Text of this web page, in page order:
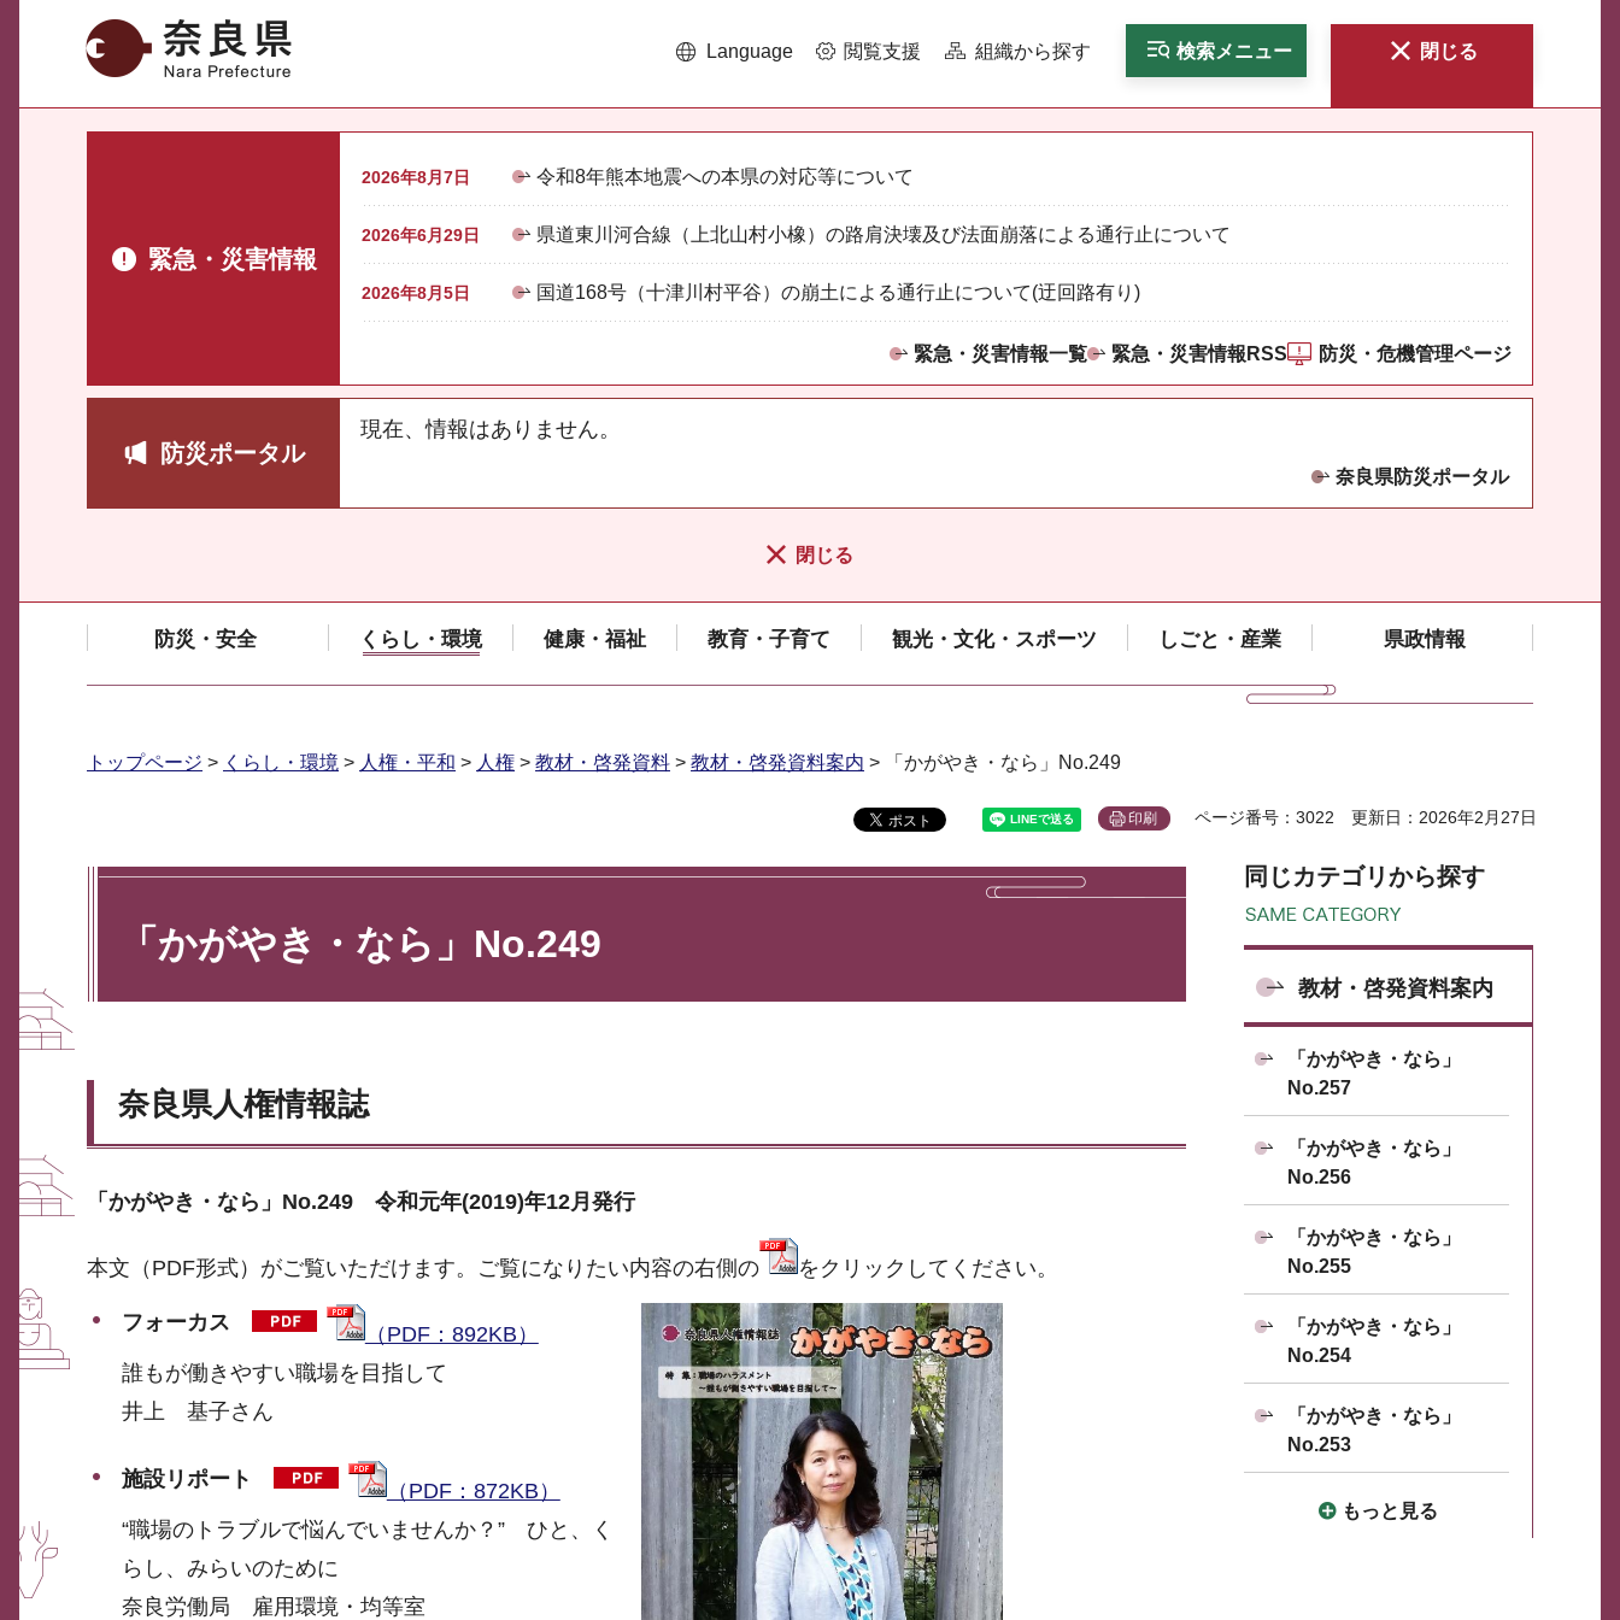
奈良県 Language 閲覧支援 組織から探す 検索メニュー 閉じる
緊急・災害情報
2026年8月7日 令和8年熊本地震への本県の対応等について
2026年6月29日 県道東川河合線（上北山村小橡）の路肩決壊及び法面崩落による通行止について
2026年8月5日 国道168号（十津川村平谷）の崩土による通行止について(迂回路有り)
緊急・災害情報一覧 緊急・災害情報RSS 防災・危機管理ページ
防災ポータル
現在、情報はありません。
奈良県防災ポータル
閉じる
防災・安全 くらし・環境 健康・福祉 教育・子育て 観光・文化・スポーツ しごと・産業 県政情報
トップページ > くらし・環境 > 人権・平和 > 人権 > 教材・啓発資料 > 教材・啓発資料案内 > 「かがやき・なら」No.249
印刷 ページ番号：3022 更新日：2026年2月27日
「かがやき・なら」No.249
奈良県人権情報誌
「かがやき・なら」No.249 令和元年(2019)年12月発行
本文（PDF形式）がご覧いただけます。ご覧になりたい内容の右側の をクリックしてください。
フォーカス
（PDF：892KB）
誰もが働きやすい職場を目指して
井上 基子さん
施設リポート
（PDF：872KB）
“職場のトラブルで悩んでいませんか？” ひと、く
らし、みらいのために
奈良労働局 雇用環境・均等室
同じカテゴリから探す
教材・啓発資料案内
「かがやき・なら」
No.257
「かがやき・なら」
No.256
「かがやき・なら」
No.255
「かがやき・なら」
No.254
「かがやき・なら」
No.253
もっと見る